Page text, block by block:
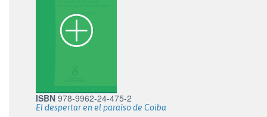
ISBN 978-9962-24-475-2
El despertar en el paraíso de Coiba